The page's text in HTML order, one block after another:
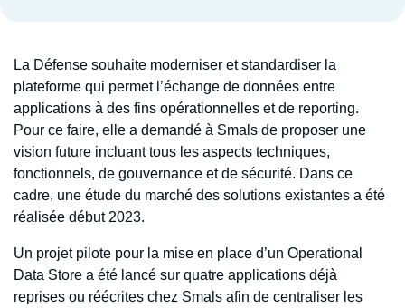
La Défense souhaite moderniser et standardiser la
plateforme qui permet l’échange de données entre
applications à des fins opérationnelles et de reporting.
Pour ce faire, elle a demandé à Smals de proposer une
vision future incluant tous les aspects techniques,
fonctionnels, de gouvernance et de sécurité. Dans ce
cadre, une étude du marché des solutions existantes a été
réalisée début 2023.
Un projet pilote pour la mise en place d’un Operational
Data Store a été lancé sur quatre applications déjà
reprises ou réécrites chez Smals afin de centraliser les